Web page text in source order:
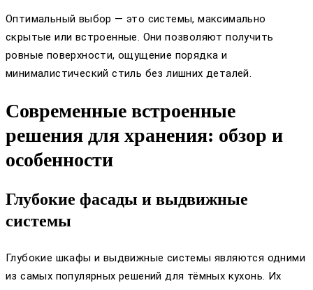
Оптимальный выбор — это системы, максимально
скрытые или встроенные. Они позволяют получить
ровные поверхности, ощущение порядка и
минималистический стиль без лишних деталей.
Современные встроенные
решения для хранения: обзор и
особенности
Глубокие фасады и выдвижные
системы
Глубокие шкафы и выдвижные системы являются одними
из самых популярных решений для тёмных кухонь. Их